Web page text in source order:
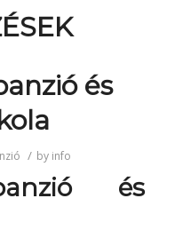
és
/ by info
és